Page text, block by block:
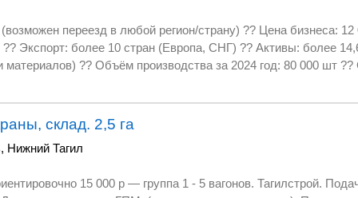
переезд в любой регион/страну) ?? Цена бизнеса: 12
Экспорт: более 10 стран (Европа, СНГ) ?? Активы: более
1?? Полный производственный
резки, склейки, перемотки, упаковки и нарезки. Налаженные
2?? Складские запасы на сумму 5,9 млн ? Более 48
и комплектующих. Гарантия бесперебойного производства
склад. 2,5 га
, Нижний Тагил
Тагилстрой. Подача уборка Вагонов